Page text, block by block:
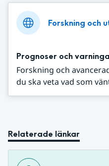
Forskning och
Prognoser och
Forskning och
du ska veta vad som
Relaterade länkar